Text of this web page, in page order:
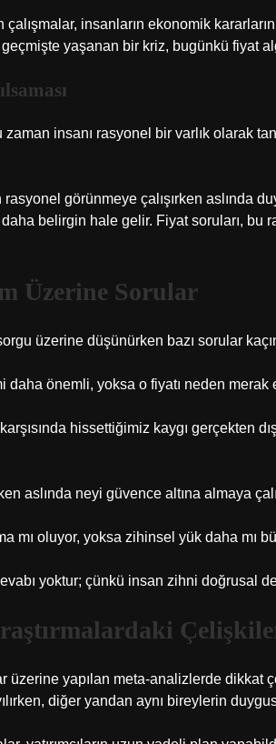
çalışmalar, insanların ekonomik
yaşanan bir kriz, bugünkü fiyat
insanı rasyonel bir varlık olarak
rasyonel görünmeye çalışırken aslında
belirgin hale gelir. Fiyat soruları, bu
Üzerine Sorular
üzerine düşünürken bazı sorular
daha önemli, yoksa o fiyatı neden merak
hissettiğimiz kaygı gerçekten
aslında neyi güvence altına almaya
mı oluyor, yoksa zihinsel yük daha mı
yoktur; çünkü insan zihni doğrusal
üzerine yapılan meta-analizlerde dikkat
diğer yandan aynı bireylerin